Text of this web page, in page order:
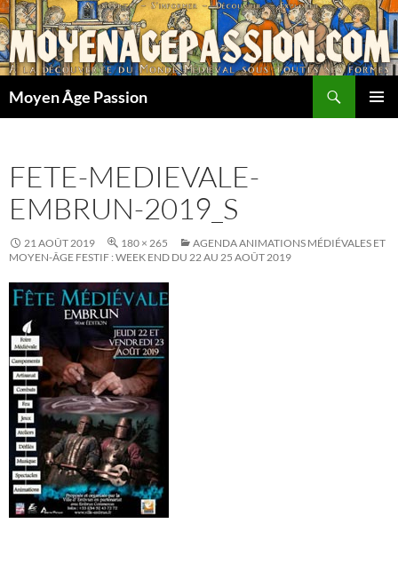
Aller
au
contenu
Moyen Âge Passion
FETE-MEDIEVALE-
EMBRUN-2019_S
21 AOÛT 2019 180 × 265
AGENDA ANIMATIONS MÉDIÉVALES ET
MOYEN-ÂGE FESTIF : WEEK END DU 22 AU 25 AOÛT 2019